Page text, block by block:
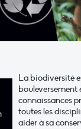
La biodiversité
bouleversement
connaissances
toutes les
aider à sa